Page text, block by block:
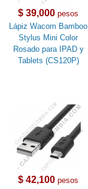
$ 39,000 pesos
Lápiz Wacom Bamboo
Stylus Mini Color
Rosado para IPAD y
Tablets (CS120P)
$ 42,100 pesos